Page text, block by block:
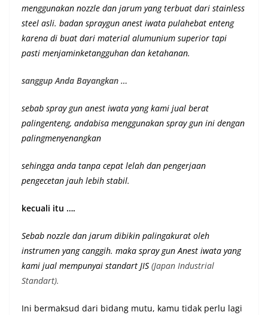
menggunakan nozzle dan jarum yang terbuat dari stainless
steel asli. badan spraygun anest iwata pulahebat enteng
karena di buat dari material alumunium superior tapi
pasti menjaminketangguhan dan ketahanan.
sanggup Anda Bayangkan …
sebab spray gun anest iwata yang kami jual berat
palingenteng, andabisa menggunakan spray gun ini dengan
palingmenyenangkan
sehingga anda tanpa cepat lelah dan pengerjaan
pengecetan jauh lebih stabil.
kecuali itu ….
Sebab nozzle dan jarum dibikin palingakurat oleh
instrumen yang canggih. maka spray gun Anest iwata yang
kami jual mempunyai standart JIS (Japan Industrial
Standart).
Ini bermaksud dari bidang mutu, kamu tidak perlu lagi